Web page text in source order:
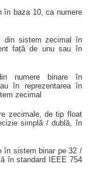
în baza 10, ca numere
din sistem zecimal în
față de unu sau în
numere binare în
în reprezentarea în
zecimal
zecimale, de tip float
simplă / dublă, în
în sistem binar pe 32 /
în standard IEEE 754